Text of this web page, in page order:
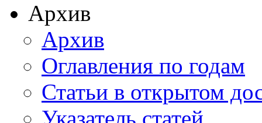
Архив
Архив
Оглавления по годам
Статьи в открытом